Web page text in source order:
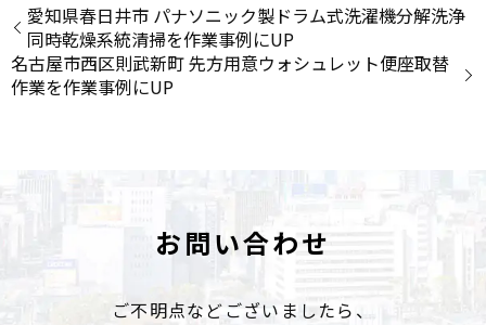
愛知県春日井市 パナソニック製ドラム式洗濯機分解洗浄
同時乾燥系統清掃を作業事例にUP
名古屋市西区則武新町 先方用意ウォシュレット便座取替
作業を作業事例にUP
お問い合わせ
ご不明点などございましたら、